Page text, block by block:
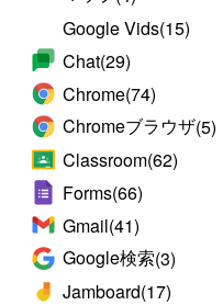
Google Vids(15)
Chat(29)
Chrome(74)
Chromeブラウザ(5)
Classroom(62)
Forms(66)
Gmail(41)
Google検索(3)
Jamboard(17)